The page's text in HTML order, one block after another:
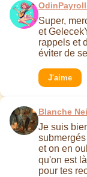
OdinPayroll
Super,
et
rappels et
éviter de
J'aime
Blanche
Je suis
et on en
qu'on est
pour tes